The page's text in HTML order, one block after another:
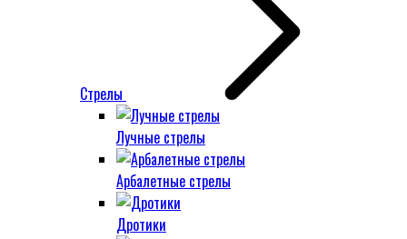
Стрелы
Лучные стрелы
Арбалетные стрелы
Дротики